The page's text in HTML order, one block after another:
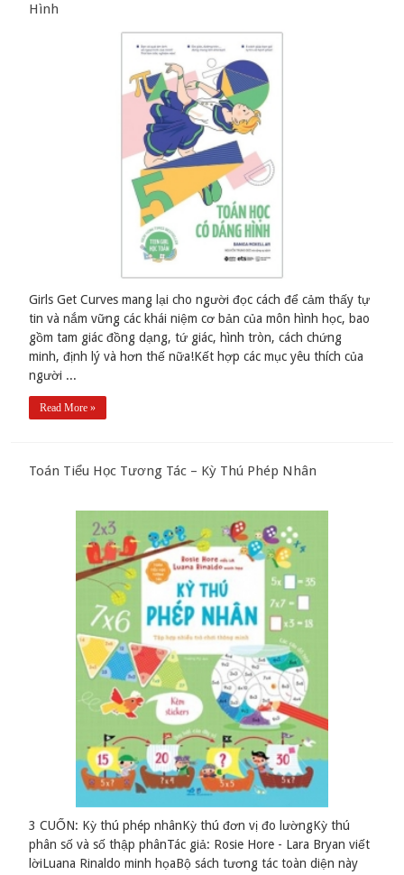
Hình
Girls Get Curves mang lại cho người đọc cách để cảm thấy tự
tin và nắm vững các khái niệm cơ bản của môn hình học, bao
gồm tam giác đồng dạng, tứ giác, hình tròn, cách chứng
minh, định lý và hơn thế nữa!Kết hợp các mục yêu thích của
người ...
Read More »
Toán Tiểu Học Tương Tác – Kỳ Thú Phép Nhân
3 CUỐN: Kỳ thú phép nhânKỳ thú đơn vị đo lườngKỳ thú
phân số và số thập phânTác giả: Rosie Hore - Lara Bryan viết
lờiLuana Rinaldo minh họaBộ sách tương tác toàn diện này